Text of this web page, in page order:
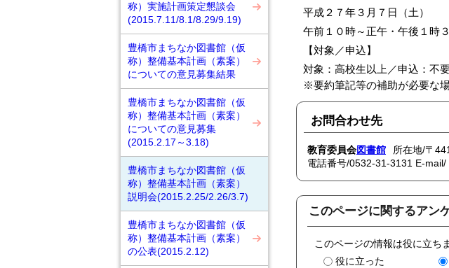
称）実施計画策定懇談会
(2015.7.11/8.1/8.29/9.19)
豊橋市まちなか図書館（仮
称）整備基本計画（素案）
についての意見募集結果
豊橋市まちなか図書館（仮
称）整備基本計画（素案）
についての意見募集
(2015.2.17～3.18)
豊橋市まちなか図書館（仮
称）整備基本計画（素案）
説明会(2015.2.25/2.26/3.7)
豊橋市まちなか図書館（仮
称）整備基本計画（素案）
の公表(2015.2.12)
平成２７年３月７日（土）
午前１０時～正午・午後１時
【対象／申込】
対象：高校生以上／申込：不
※要約筆記等の補助が必要な
お問合わせ先
教育委員会図書館
所在地/〒
電話番号/0532-31-3131 E-mail/
このページに関するアン
このページの情報は役に立ち
役に立った